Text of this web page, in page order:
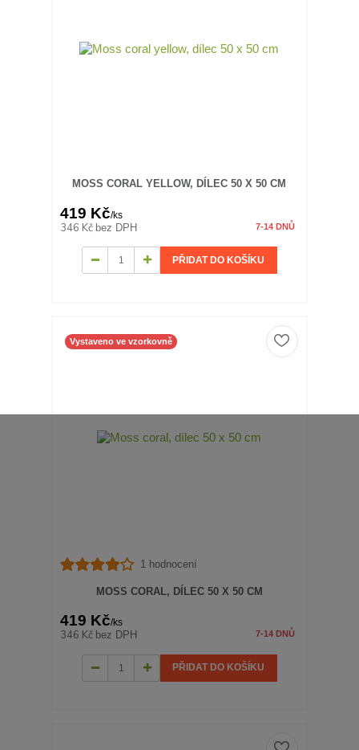
MOSS CORAL YELLOW, DÍLEC 50 X 50 CM
419 Kč/ks
346 Kč bez DPH 7-14 DNŮ
PŘIDAT DO KOŠÍKU
Vystaveno ve vzorkovně
1 hodnocení
MOSS CORAL, DÍLEC 50 X 50 CM
419 Kč/ks
346 Kč bez DPH 7-14 DNŮ
PŘIDAT DO KOŠÍKU